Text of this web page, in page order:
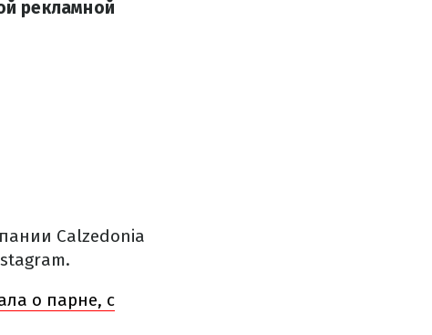
рекламной
Calzedonia
о парне, с